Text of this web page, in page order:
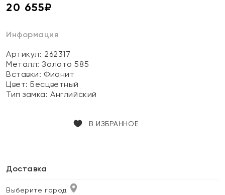
20 655₽
Информация
Артикул: 262317
Металл:Золото 585
Вставки: Фианит
Цвет:Бесцветный
Тип замка:Английский
В ИЗБРАННОЕ
Доставка
Выберите город